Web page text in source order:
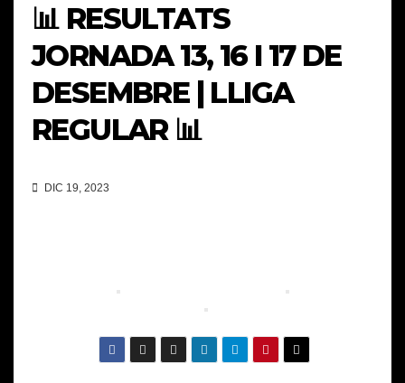
📊 RESULTATS
JORNADA 13, 16 I 17 DE
DESEMBRE | LLIGA
REGULAR 📊
DIC 19, 2023